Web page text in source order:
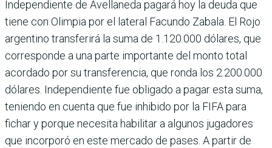
Independiente de Avella­neda pagará hoy la deuda que
tiene con Olimpia por el lateral Facundo Zabala. El Rojo
argentino transfe­rirá la suma de 1.120.000 dólares, que
corresponde a una parte importante del monto total
acordado por su transferencia, que ronda los 2.200.000
dóla­res. Independiente fue obli­gado a pagar esta suma,
teniendo en cuenta que fue inhibido por la FIFA para
fichar y porque necesita habilitar a algunos jugado­res
que incorporó en este mercado de pases. A partir de